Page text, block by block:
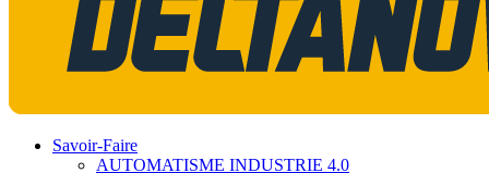
Savoir-Faire
AUTOMATISME INDUSTRIE 4.0